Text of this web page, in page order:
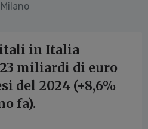
in Italia
miliardi di euro
del 2024 (+8,6%
fa).